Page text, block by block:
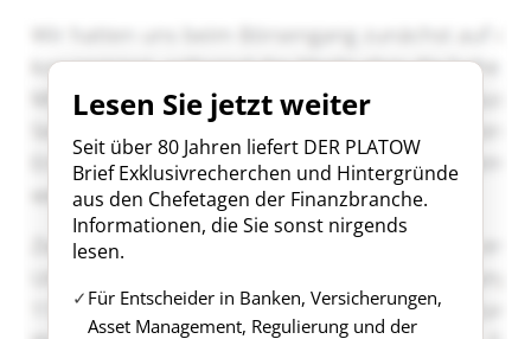
Lesen Sie jetzt weiter
Seit über 80 Jahren liefert DER PLATOW
Brief Exklusivrecherchen und Hintergründe
aus den Chefetagen der Finanzbranche.
Informationen, die Sie sonst nirgends
lesen.
Für Entscheider in Banken, Versicherungen,
Asset Management, Regulierung und der